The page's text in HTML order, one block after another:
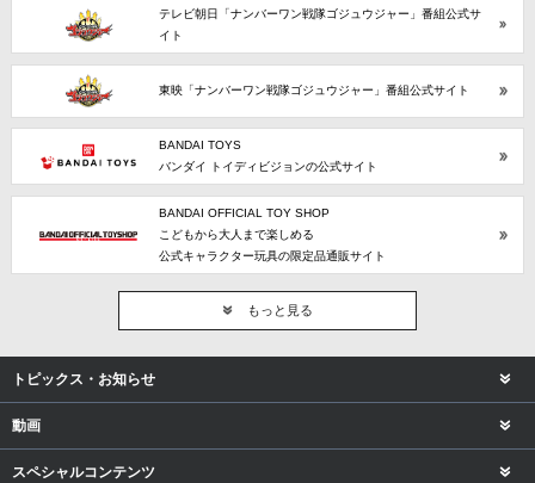
テレビ朝日「ナンバーワン戦隊ゴジュウジャー」番組公式サ
イト
東映「ナンバーワン戦隊ゴジュウジャー」番組公式サイト
BANDAI TOYS
バンダイ トイディビジョンの公式サイト
BANDAI OFFICIAL TOY SHOP
こどもから大人まで楽しめる
公式キャラクター玩具の限定品通販サイト
もっと見る
トピックス・お知らせ
動画
スペシャルコンテンツ